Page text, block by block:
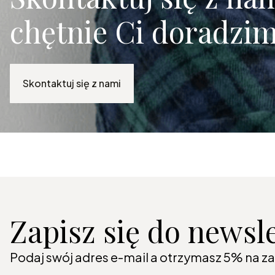
chętnie Ci
Skontaktuj się z nami
Zapisz się do
Podaj swój adres e-mail a otrzymasz 5% na